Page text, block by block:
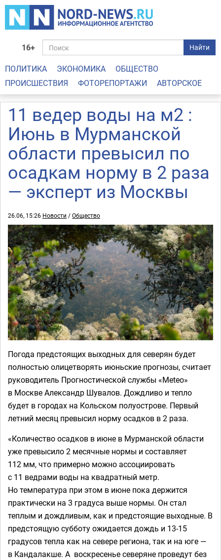
16+ Найти
ПОЛИТИКА ЭКОНОМИКА
ОБЩЕСТВО
ПРОИСШЕСТВИЯ
ФОТОРЕПОРТАЖИ АВТОРСКОЕ
11 ведер воды на м2 :
Июнь в Мурманской
области превысил по
осадкам норму в 2 раза
— эксперт из Москвы
26.06, 15:26 Новости /Общество
Погода предстоящих выходных для северян будет
полностью олицетворять июньские прогнозы, считает
руководитель Прогностической службы «Мeteo»
в Москве Александр Шувалов. Дождливо и тепло
будет в городах на Кольском полуострове. Первый
летний месяц превысил норму осадков в 2 раза.
«Количество осадков в июне в Мурманской области
уже превысило 2 месячные нормы и составляет
112 мм, что примерно можно ассоциировать
с 11 ведрами воды на квадратный метр.
Но температура при этом в июне пока держится
практически на 3 градуса выше нормы. Он стал
теплым и дождливым, как и предстоящие выходные. В
предстоящую субботу ожидается дождь и 13-15
градусов тепла как на севере региона, так и на юге —
в Кандалакше. А воскресенье северяне проведут без